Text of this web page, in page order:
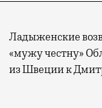
Ладыженские
«мужу честну»
из Швеции к